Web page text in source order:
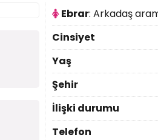
Ebrar: Arkadaş
Cinsiyet
Yaş
Şehir
İlişki durumu
Telefon